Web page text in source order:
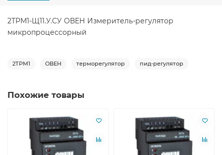
2ТРМ1-Щ11.У.СУ ОВЕН Измеритель-регулятор
микропроцессорный
2ТРМ1 ОВЕН терморегулятор пид-регулятор
Похожие товары